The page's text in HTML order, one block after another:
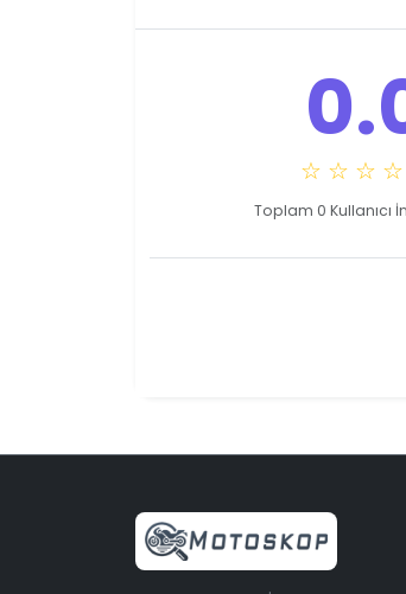
☆ ☆ ☆
Toplam 0 Kullanıcı